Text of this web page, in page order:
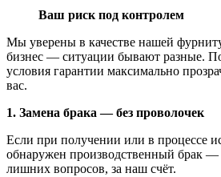
Ваш риск под контролем
Мы уверены в качестве нашей
бизнес — ситуации бывают разные.
условия гарантии максимально
вас.
1. Замена брака — без проволочек
Если при получении или в процессе
обнаружен производственный брак —
лишних вопросов, за наш счёт.